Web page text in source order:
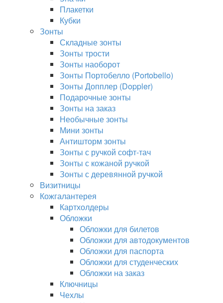
Плакетки
Кубки
Зонты
Складные зонты
Зонты трости
Зонты наоборот
Зонты Портобелло (Portobello)
Зонты Допплер (Doppler)
Подарочные зонты
Зонты на заказ
Необычные зонты
Мини зонты
Антишторм зонты
Зонты с ручкой софт-тач
Зонты с кожаной ручкой
Зонты с деревянной ручкой
Визитницы
Кожгалантерея
Картхолдеры
Обложки
Обложки для билетов
Обложки для автодокументов
Обложки для паспорта
Обложки для студенческих
Обложки на заказ
Ключницы
Чехлы